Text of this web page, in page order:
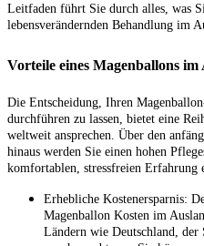
Leitfaden führt Sie durch alles, was
lebensverändernden Behandlung im
Vorteile eines Magenballons im
Die Entscheidung, Ihren
durchführen zu lassen, bietet eine
weltweit ansprechen. Über den
hinaus werden Sie einen hohen
komfortablen, stressfreien Erfahrung
Erhebliche Kostenersparnis:
Magenballon Kosten im
Ländern wie Deutschland, der